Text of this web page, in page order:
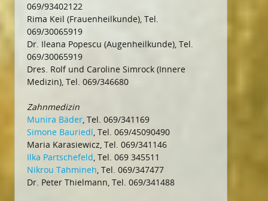
069/93402122
Rima Keil (Frauenheilkunde), Tel.
069/30065919
Dr. Ileana Popescu (Augenheilkunde), Tel.
069/30065919
Dres. Rolf und Caroline Simrock (Innere
Medizin), Tel. 069/346680
Zahnmedizin
Munira Bäder, Tel. 069/341169
Simone Bauriedl, Tel. 069/45090490
Maria Karasiewicz, Tel. 069/341146
Ilka Partschefeld, Tel. 069 345511
Nikrou Tahmineh, Tel. 069/347477
Dr. Peter Thielmann, Tel. 069/341488